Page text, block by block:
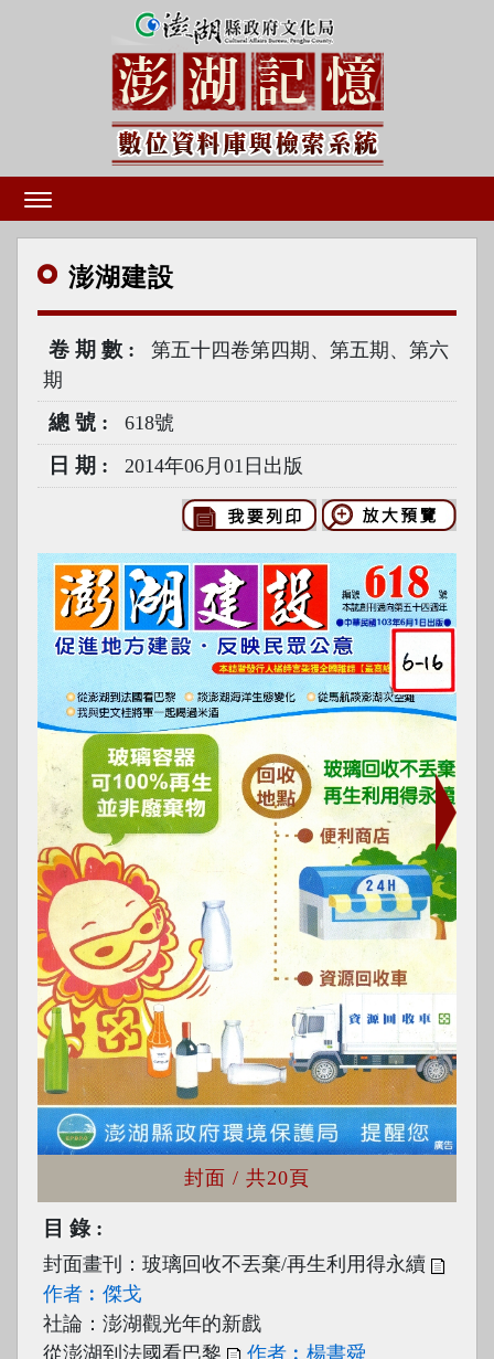
澎湖建設
卷期數
第五十四卷第四期、第五期、第六
期
總號 618號
日期 2014年06月01日出版
封面 / 共20頁
目錄
封面畫刊：玻璃回收不丟棄/再生利用得永續
作者︰傑戈
社論：澎湖觀光年的新戲
從澎湖到法國看巴黎
作者︰楊書舜